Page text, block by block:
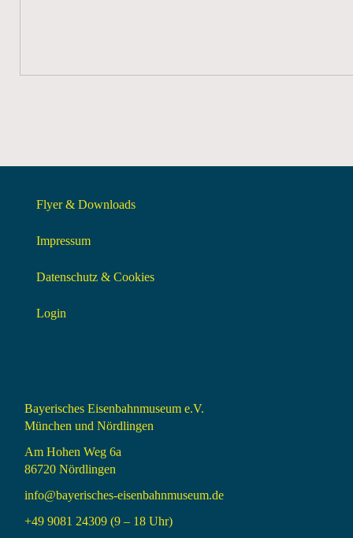
Flyer & Downloads
Impressum
Datenschutz & Cookies
Login
Bayerisches Eisenbahnmuseum e.V.
München und Nördlingen
Am Hohen Weg 6a
86720 Nördlingen
info@bayerisches-eisenbahnmuseum.de
+49 9081 24309 (9 – 18 Uhr)